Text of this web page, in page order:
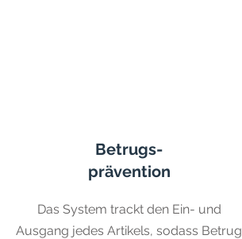
Betrugs-
prävention
Das System trackt den Ein- und
Ausgang jedes Artikels, sodass Betrug